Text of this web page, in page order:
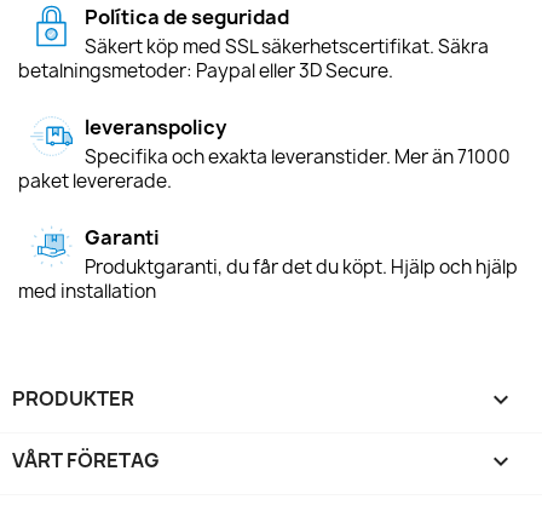
Política de seguridad
Säkert köp med SSL säkerhetscertifikat. Säkra
betalningsmetoder: Paypal eller 3D Secure.
leveranspolicy
Specifika och exakta leveranstider. Mer än 71000
paket levererade.
Garanti
Produktgaranti, du får det du köpt. Hjälp och hjälp
med installation
PRODUKTER 
VÅRT FÖRETAG 